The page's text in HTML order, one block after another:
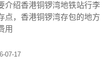
介绍香港铜锣湾地铁站行李
点，香港铜锣湾存包的地方
用
07-17